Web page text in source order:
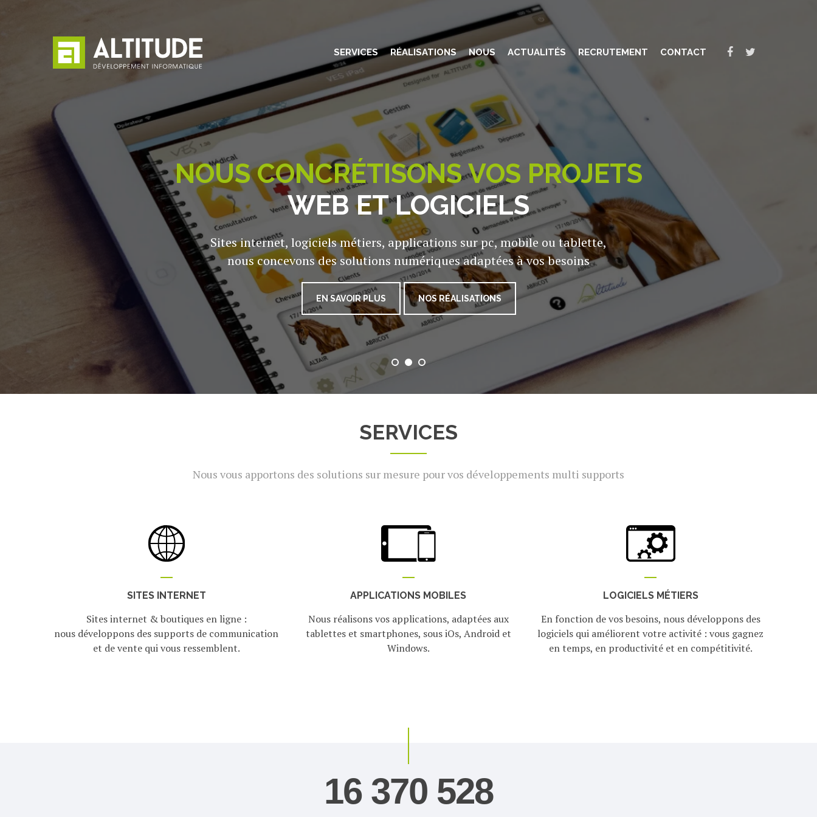
SERVICES RÉALISATIONS NOUS ACTUALITÉS RECRUTEMENT CONTACT
NOUS CONCRÉTISONS VOS PROJETS
WEB ET LOGICIELS
Sites internet, logiciels métiers, applications sur pc, mobile ou tablette,
nous concevons des solutions numériques adaptées à vos besoins
EN SAVOIR PLUS NOS RÉALISATIONS
SERVICES
Nous vous apportons des solutions sur mesure pour vos développements multi supports
SITES INTERNET
Sites internet & boutiques en ligne :
nous développons des supports de communication
et de vente qui vous ressemblent.
APPLICATIONS MOBILES
Nous réalisons vos applications, adaptées aux
tablettes et smartphones, sous iOs, Android et
Windows.
LOGICIELS MÉTIERS
En fonction de vos besoins, nous développons des
logiciels qui améliorent votre activité : vous gagnez
en temps, en productivité et en compétitivité.
46 651 832